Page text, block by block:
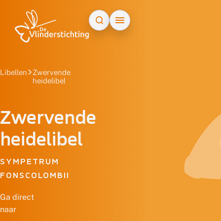
Libellen
Zwervende
heidelibel
Zwervende
heidelibel
SYMPETRUM
FONSCOLOMBII
Ga direct
naar